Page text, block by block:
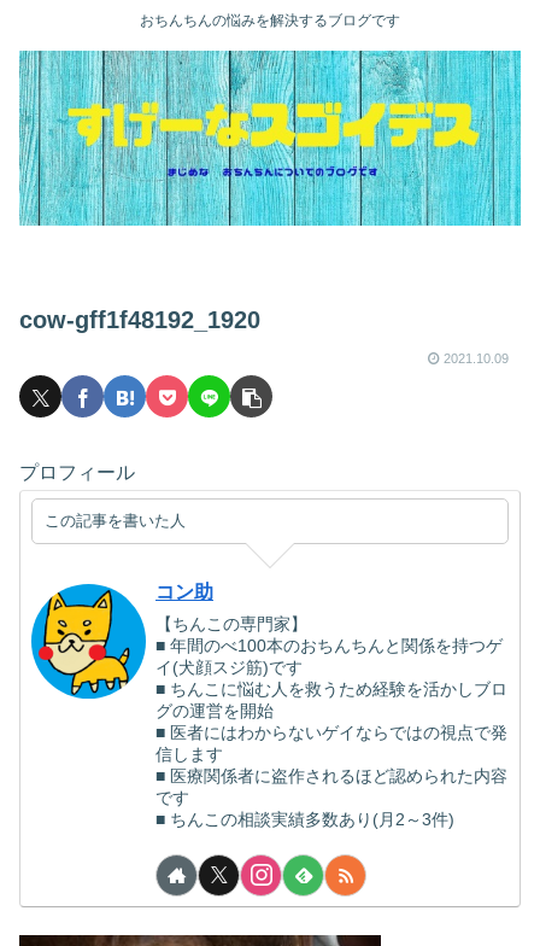
おちんちんの悩みを解決するブログです
cow-gff1f48192_1920
2021.10.09
プロフィール
この記事を書いた人
コン助
【ちんこの専門家】
■ 年間のべ100本のおちんちんと関係を持つゲ
イ(犬顔スジ筋)です
■ ちんこに悩む人を救うため経験を活かしブロ
グの運営を開始
■ 医者にはわからないゲイならではの視点で発
信します
■ 医療関係者に盗作されるほど認められた内容
です
■ ちんこの相談実績多数あり(月2～3件)